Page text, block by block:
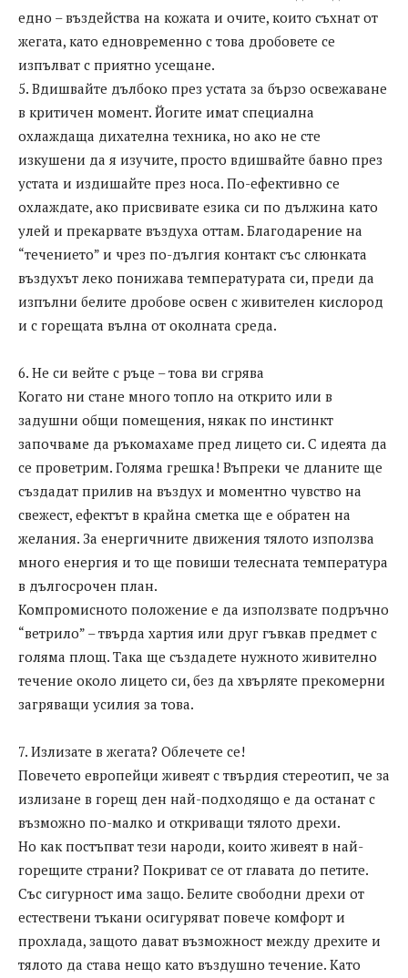
едно – въздейства на кожата и очите, които съхнат от
жегата, като едновременно с това дробовете се
изпълват с приятно усещане.
5. Вдишвайте дълбоко през устата за бързо освежаване
в критичен момент. Йогите имат специална
охлаждаща дихателна техника, но ако не сте
изкушени да я изучите, просто вдишвайте бавно през
устата и издишайте през носа. По-ефективно се
охлаждате, ако присвивате езика си по дължина като
улей и прекарвате въздуха оттам. Благодарение на
“течението” и чрез по-дългия контакт със слюнката
въздухът леко понижава температурата си, преди да
изпълни белите дробове освен с живителен кислород
и с горещата вълна от околната среда.
6. Не си вейте с ръце – това ви сгрява
Когато ни стане много топло на открито или в
задушни общи помещения, някак по инстинкт
започваме да ръкомахаме пред лицето си. С идеята да
се проветрим. Голяма грешка! Въпреки че дланите ще
създадат прилив на въздух и моментно чувство на
свежест, ефектът в крайна сметка ще е обратен на
желания. За енергичните движения тялото използва
много енергия и то ще повиши телесната температура
в дългосрочен план.
Компромисното положение е да използвате подръчно
“ветрило” – твърда хартия или друг гъвкав предмет с
голяма площ. Така ще създадете нужното живително
течение около лицето си, без да хвърляте прекомерни
загряващи усилия за това.
7. Излизате в жегата? Облечете се!
Повечето европейци живеят с твърдия стереотип, че за
излизане в горещ ден най-подходящо е да останат с
възможно по-малко и откриващи тялото дрехи.
Но как постъпват тези народи, които живеят в най-
горещите страни? Покриват се от главата до петите.
Със сигурност има защо. Белите свободни дрехи от
естествени тъкани осигуряват повече комфорт и
прохлада, защото дават възможност между дрехите и
тялото да става нещо като въздушно течение. Като